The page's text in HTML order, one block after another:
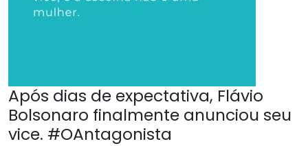
Após dias de expectativa, Flávio
Bolsonaro finalmente anunciou seu
vice. #OAntagonista